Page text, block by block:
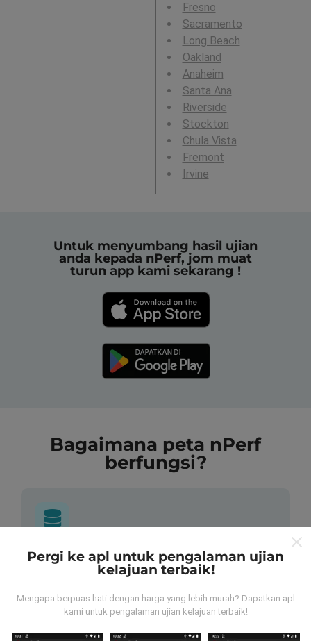
Fresno
Sacramento
Long Beach
Oakland
Anaheim
Santa Ana
Riverside
Stockton
Chula Vista
Fremont
Irvine
Untuk menyumbang hasil ujian
anda kepada nPerf, jom muat
turun app kami sekarang !
Bagaimana peta nPerf
berfungsi?
Dari mana asalnya data-data ni?
oleh pengguna app kami sendiri. Ujian ini dijalankan
terus dari lokasi mereka! Sekiranya anda berminat,
jom muat turun app nPerf sekarang juga.Lagi banyak
Pergi ke apl untuk pengalaman ujian
kelajuan terbaik!
Mengapa berpuas hati dengan harga yang lebih murah? Dapatkan apl
kami untuk pengalaman ujian kelajuan terbaik!